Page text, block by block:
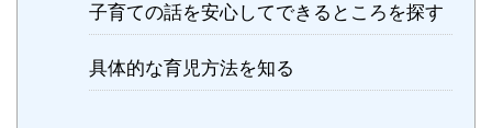
子育ての話を安心してできるところを探す
具体的な育児方法を知る